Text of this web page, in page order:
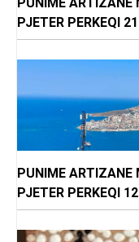
PJETER PERKEQI 21
PUNIME ARTIZANE
PJETER PERKEQI 12